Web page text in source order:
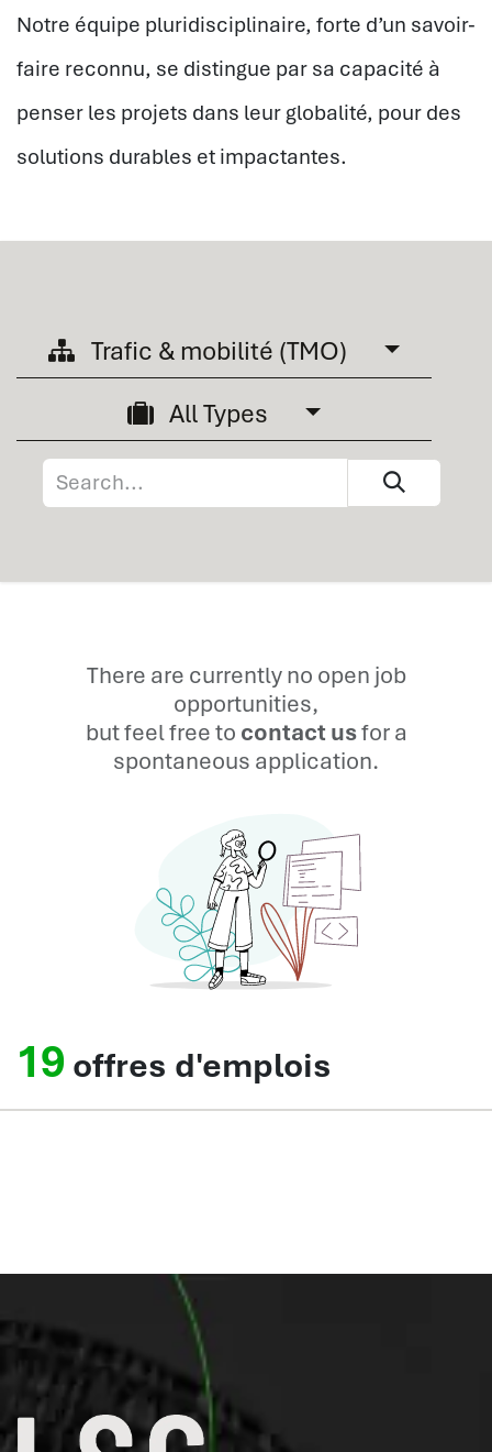
Notre équipe pluridisciplinaire, forte d’un savoir-
faire reconnu, se distingue par sa capacité à
penser les projets dans leur globalité, pour des
solutions durables et impactantes.
Trafic & mobilité (TMO)
All Types
There are currently no open job
opportunities,
but feel free to contact usfor a
spontaneous application.
19 offres d'emplois